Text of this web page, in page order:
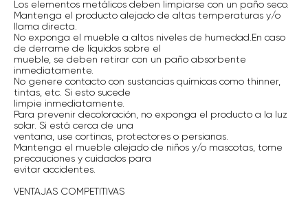
Los elementos metálicos deben limpiarse con un paño seco.
Mantenga el producto alejado de altas temperaturas y/o
llama directa.
No exponga el mueble a altos niveles de humedad.En caso
de derrame de líquidos sobre el
mueble, se deben retirar con un paño absorbente
inmediatamente.
No genere contacto con sustancias químicas como thinner,
tintas, etc. Si esto sucede
limpie inmediatamente.
Para prevenir decoloración, no exponga el producto a la luz
solar. Si está cerca de una
ventana, use cortinas, protectores o persianas.
Mantenga el mueble alejado de niños y/o mascotas, tome
precauciones y cuidados para
evitar accidentes.
VENTAJAS COMPETITIVAS